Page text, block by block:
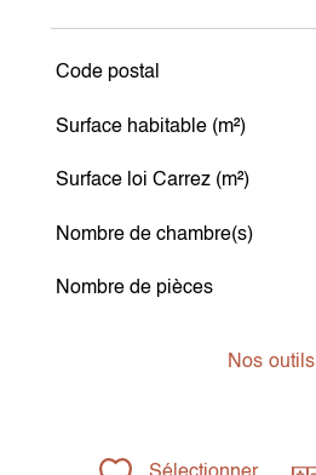
TRAD_SIROCCO_Caracteristique
Code postal
Surface habitable (m²)
Surface loi Carrez (m²)
Nombre de chambre(s)
Nombre de pièces
Nos outils